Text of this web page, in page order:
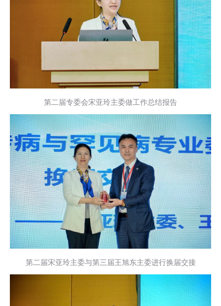
第二届专委会宋亚玲主委做工作总结报告
第二届宋亚玲主委与第三届王旭东主委进行换届交接